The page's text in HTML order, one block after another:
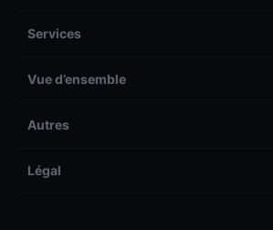
Services
Vue d’ensemble
Autres
Légal